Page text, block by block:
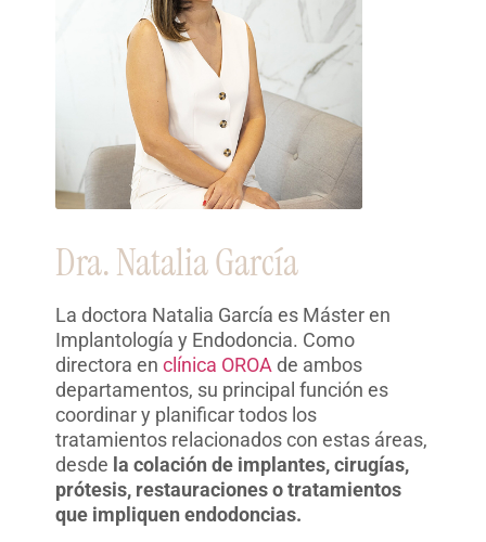
Dra. Natalia García
La doctora Natalia García es Máster en
Implantología y Endodoncia. Como
directora enclínica OROAde ambos
departamentos, su principal función es
coordinar y planificar todos los
tratamientos relacionados con estas áreas,
desde la colación de implantes, cirugías,
prótesis, restauraciones o tratamientos
que impliquen endodoncias.